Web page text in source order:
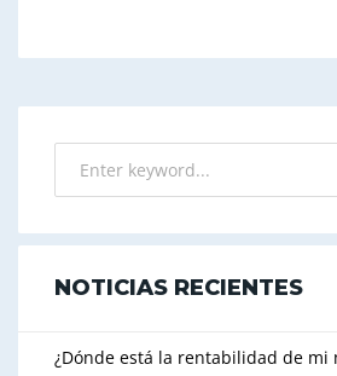
NOTICIAS RECIENTES
¿Dónde está la rentabilidad de mi